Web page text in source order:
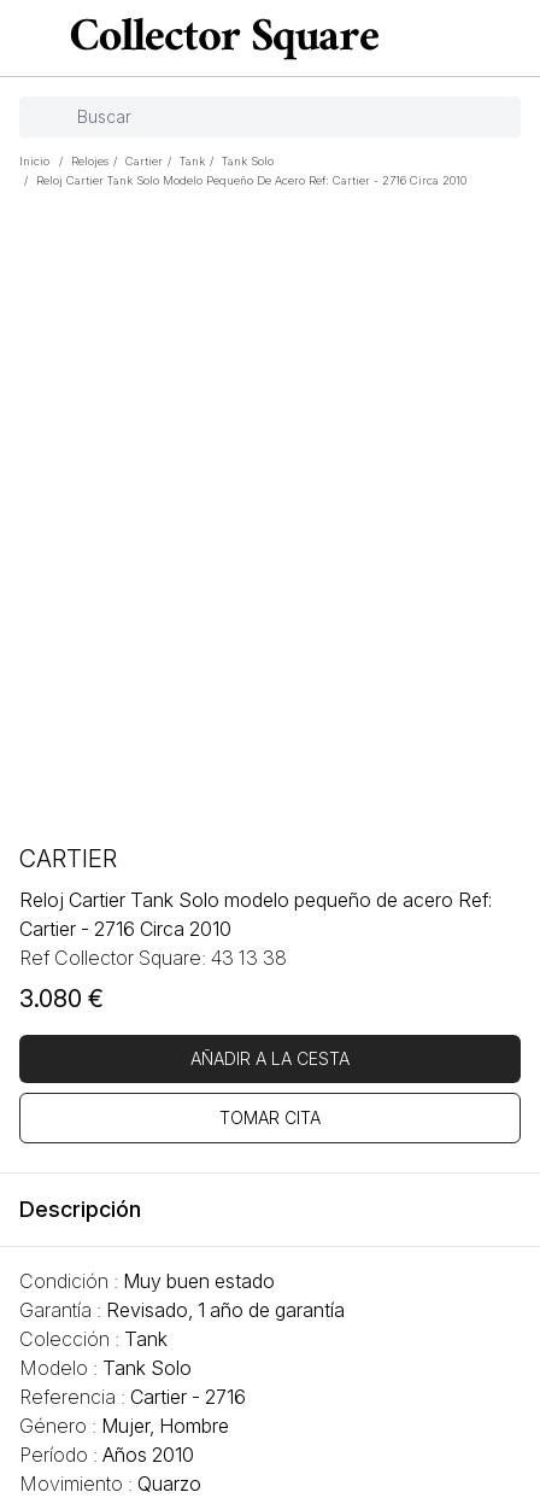
Inicio / Relojes / Cartier / Tank /
Tank Solo
/
Reloj Cartier Tank Solo Modelo Pequeño De Acero Ref: Cartier - 2716 Circa 2010
CARTIER
Reloj Cartier Tank Solo modelo pequeño de acero Ref:
Cartier - 2716 Circa 2010
Ref Collector Square: 43 13 38
3.080 €
AÑADIR A LA CESTA
TOMAR CITA
Descripción
Condición : Muy buen estado
Garantía : Revisado, 1 año de garantía
Colección : Tank
Modelo : Tank Solo
Referencia : Cartier - 2716
Género : Mujer, Hombre
Período : Años 2010
Movimiento : Quarzo